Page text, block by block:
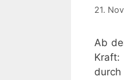
21.
Ab
Kraft: